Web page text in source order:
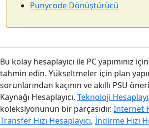
Punycode Dönüştürücü
Bu kolay hesaplayıcı ile PC yapımınız
tahmin edin. Yükseltmeler için plan
sorunlarından kaçının ve akıllı PSU
Kaynağı Hesaplayıcı, Teknoloji
koleksiyonunun bir parçasıdır. İnternet
Transfer Hızı Hesaplayıcı, İndirme Hızı